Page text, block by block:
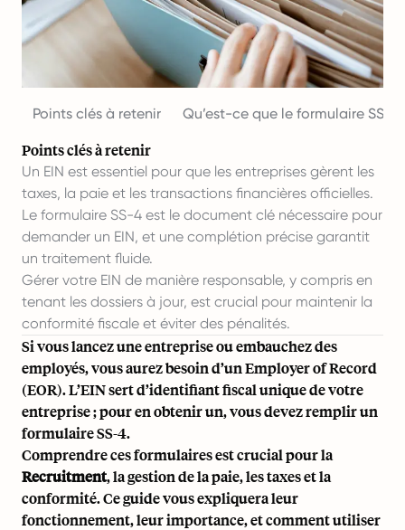
Points clés à retenir Qu’est-ce que le formulaire SS-4
Points clés à retenir
Un EIN est essentiel pour que les entreprises gèrent les
taxes, la paie et les transactions financières officielles.
Le formulaire SS-4 est le document clé nécessaire pour
demander un EIN, et une complétion précise garantit
un traitement fluide.
Gérer votre EIN de manière responsable, y compris en
tenant les dossiers à jour, est crucial pour maintenir la
conformité fiscale et éviter des pénalités.
Si vous lancez une entreprise ou embauchez des
employés, vous aurez besoin d’un Employer of Record
(EOR). L’EIN sert d’identifiant fiscal unique de votre
entreprise ; pour en obtenir un, vous devez remplir un
formulaire SS-4.
Comprendre ces formulaires est crucial pour la
Recruitment, la gestion de la paie, les taxes et la
conformité. Ce guide vous expliquera leur
fonctionnement, leur importance, et comment utiliser